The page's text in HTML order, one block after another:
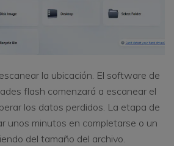
la ubicación. El software de
flash comenzará a escanear el
los datos perdidos. La etapa de
unos minutos en completarse o un
del tamaño del archivo.